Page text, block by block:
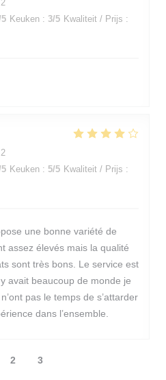
Keuken : 3/5 Kwaliteit / Prijs :
Keuken : 5/5 Kwaliteit / Prijs :
une bonne variété de
assez élevés mais la qualité
sont très bons. Le service est
avait beaucoup de monde je
pas le temps de s’attarder
dans l’ensemble.
2 3